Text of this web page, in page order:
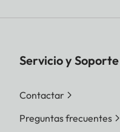
Servicio y Soporte
Contactar
Preguntas frecuentes